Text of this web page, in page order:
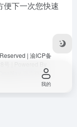
便下一次您快速
| 渝ICP备
强力驱动
我的